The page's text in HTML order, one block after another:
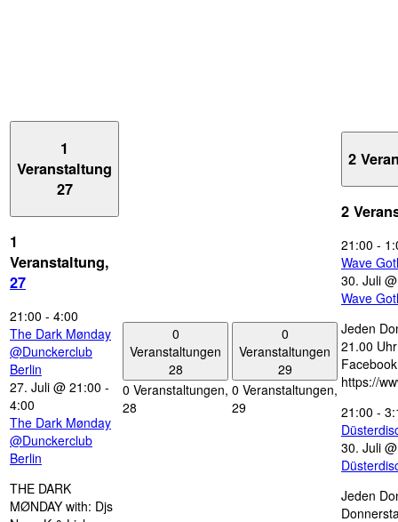
1
Veranstaltung
27
1
Veranstaltung,
27
21:00 - 4:00
The Dark Mønday
@Dunckerclub
Berlin
27. Juli @ 21:00 -
4:00
The Dark Mønday
@Dunckerclub
Berlin
THE DARK
MØNDAY with: Djs
0
Veranstaltungen
28
0 Veranstaltungen,
28
0
Veranstaltungen
29
0 Veranstaltungen,
29
2
2
21:00 -
Wave
30. Juli
Wave
Jeden
21.00
https://
21:00 -
30. Juli
Jeden